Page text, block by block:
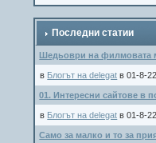
Последни статии
Шедьоври на филмовата
в Блогът на delegat в 01-8-
01. Интересни сайтове в
в Блогът на delegat в 01-8-
Само за малко и то за